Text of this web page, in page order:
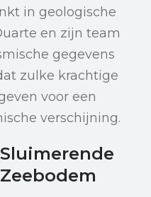
in geologische
en zijn team
gegevens
zulke krachtige
voor een
verschijning.